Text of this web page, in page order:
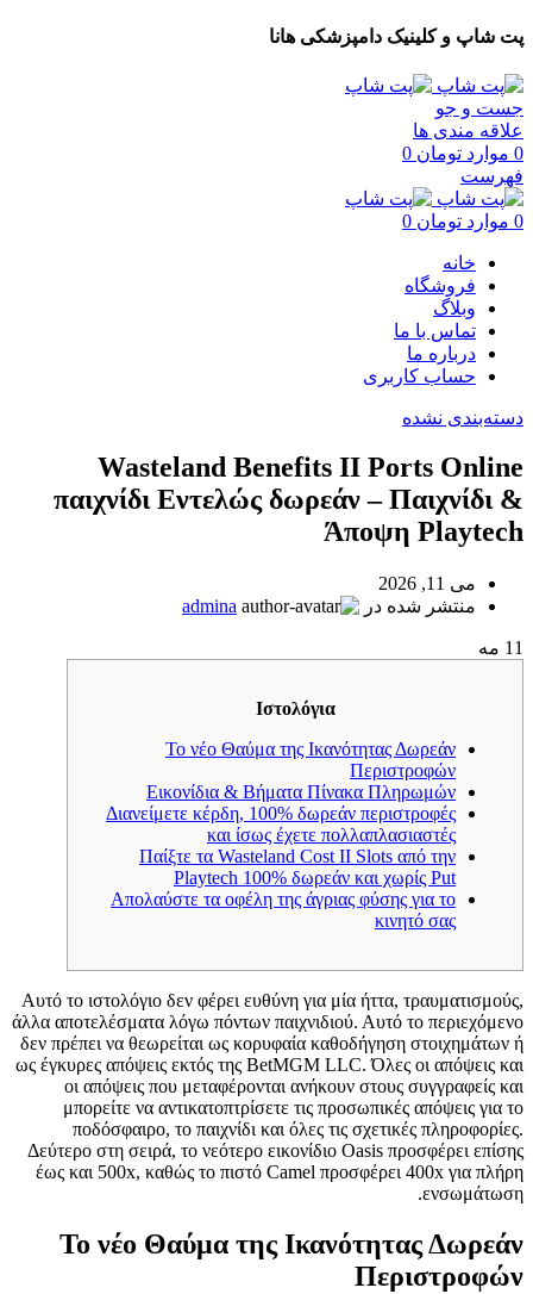
پت شاپ و کلینیک دامپزشکی هانا
جست و جو
علاقه مندی ها
0 موارد تومان
فهرست
0 موارد تومان
خانه
فروشگاه
وبلاگ
تماس با ما
درباره ما
حساب کاربری
دسته‌بندی نشده
Wasteland Benefits II Ports Online
παιχνίδι Εντελώς δωρεάν – Παιχνίδι &
Άποψη Playtech
می 11, 2026
منتشر شده در
admina
11 مه
Ιστολόγια
Το νέο Θαύμα της Ικανότητας Δωρεάν
Περιστροφών
Εικονίδια & Βήματα Πίνακα Πληρωμών
Διανείμετε κέρδη, 100% δωρεάν περιστροφές
και ίσως έχετε πολλαπλασιαστές
Παίξτε τα Wasteland Cost II Slots από την
Playtech 100% δωρεάν και χωρίς Put
Απολαύστε τα οφέλη της άγριας φύσης για το
κινητό σας
Αυτό το ιστολόγιο δεν φέρει ευθύνη για μία ήττα, τραυματισμούς,
άλλα αποτελέσματα λόγω πόντων παιχνιδιού. Αυτό το περιεχόμενο
δεν πρέπει να θεωρείται ως κορυφαία καθοδήγηση στοιχημάτων ή
ως έγκυρες απόψεις εκτός της BetMGM LLC. Όλες οι απόψεις και
οι απόψεις που μεταφέρονται ανήκουν στους συγγραφείς και
μπορείτε να αντικατοπτρίσετε τις προσωπικές απόψεις για το
ποδόσφαιρο, το παιχνίδι και όλες τις σχετικές πληροφορίες.
Δεύτερο στη σειρά, το νεότερο εικονίδιο Oasis προσφέρει επίσης
έως και 500x, καθώς το πιστό Camel προσφέρει 400x για πλήρη
ενσωμάτωση.
Το νέο Θαύμα της Ικανότητας Δωρεάν
Περιστροφών